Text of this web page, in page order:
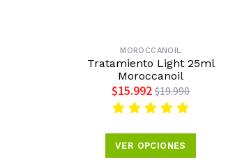
MOROCCANOIL
Tratamiento Light 25ml
Moroccanoil
$15.992 $19.990
VER OPCIONES